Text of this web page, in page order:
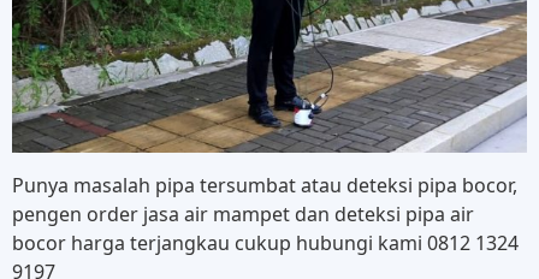
Punya masalah pipa tersumbat atau deteksi pipa bocor,
pengen order jasa air mampet dan deteksi pipa air
bocor harga terjangkau cukup hubungi kami 0812 1324
9197